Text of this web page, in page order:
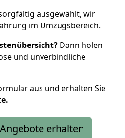
ausgewählt, wir
im Umzugsbereich.
Dann holen
und unverbindliche
aus und erhalten Sie
erhalten